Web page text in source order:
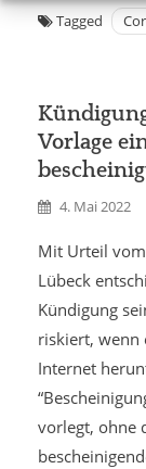
Tagged
Vorlage
4. Mai 2022
Mit Urteil
Lübeck
Kündigung
riskiert, wenn
Internet
vorlegt, ohne